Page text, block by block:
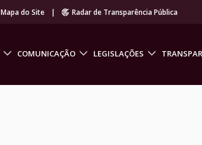
Mapa do Site | Radar de Transparência Pública
COMUNICAÇÃO LEGISLAÇÕES